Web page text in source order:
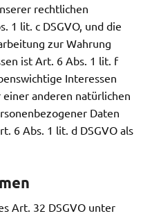
rechtlichen
1 lit. c DSGVO, und die
zur Wahrung
ist Art. 6 Abs. 1 lit. f
Interessen
anderen natürlichen
Daten
6 Abs. 1 lit. d DSGVO als
Art. 32 DSGVO unter